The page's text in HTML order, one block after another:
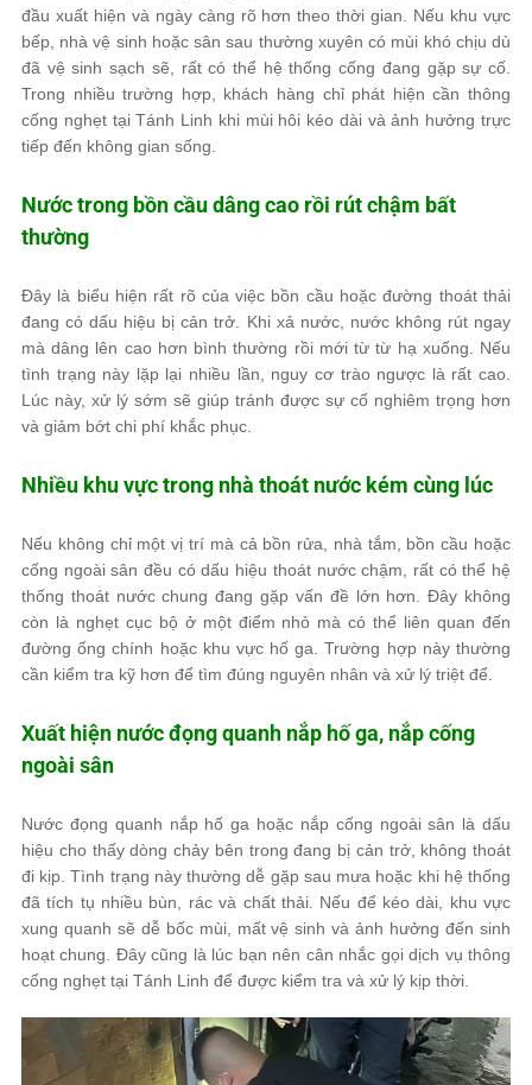
đầu xuất hiện và ngày càng rõ hơn theo thời gian. Nếu khu vực
bếp, nhà vệ sinh hoặc sân sau thường xuyên có mùi khó chịu dù
đã vệ sinh sạch sẽ, rất có thể hệ thống cống đang gặp sự cố.
Trong nhiều trường hợp, khách hàng chỉ phát hiện cần thông
cống nghẹt tại Tánh Linh khi mùi hôi kéo dài và ảnh hưởng trực
tiếp đến không gian sống.
Nước trong bồn cầu dâng cao rồi rút chậm bất
thường
Đây là biểu hiện rất rõ của việc bồn cầu hoặc đường thoát thải
đang có dấu hiệu bị cản trở. Khi xả nước, nước không rút ngay
mà dâng lên cao hơn bình thường rồi mới từ từ hạ xuống. Nếu
tình trạng này lặp lại nhiều lần, nguy cơ trào ngược là rất cao.
Lúc này, xử lý sớm sẽ giúp tránh được sự cố nghiêm trọng hơn
và giảm bớt chi phí khắc phục.
Nhiều khu vực trong nhà thoát nước kém cùng lúc
Nếu không chỉ một vị trí mà cả bồn rửa, nhà tắm, bồn cầu hoặc
cống ngoài sân đều có dấu hiệu thoát nước chậm, rất có thể hệ
thống thoát nước chung đang gặp vấn đề lớn hơn. Đây không
còn là nghẹt cục bộ ở một điểm nhỏ mà có thể liên quan đến
đường ống chính hoặc khu vực hố ga. Trường hợp này thường
cần kiểm tra kỹ hơn để tìm đúng nguyên nhân và xử lý triệt để.
Xuất hiện nước đọng quanh nắp hố ga, nắp cống
ngoài sân
Nước đọng quanh nắp hố ga hoặc nắp cống ngoài sân là dấu
hiệu cho thấy dòng chảy bên trong đang bị cản trở, không thoát
đi kịp. Tình trạng này thường dễ gặp sau mưa hoặc khi hệ thống
đã tích tụ nhiều bùn, rác và chất thải. Nếu để kéo dài, khu vực
xung quanh sẽ dễ bốc mùi, mất vệ sinh và ảnh hưởng đến sinh
hoạt chung. Đây cũng là lúc bạn nên cân nhắc gọi dịch vụ thông
cống nghẹt tại Tánh Linh để được kiểm tra và xử lý kịp thời.